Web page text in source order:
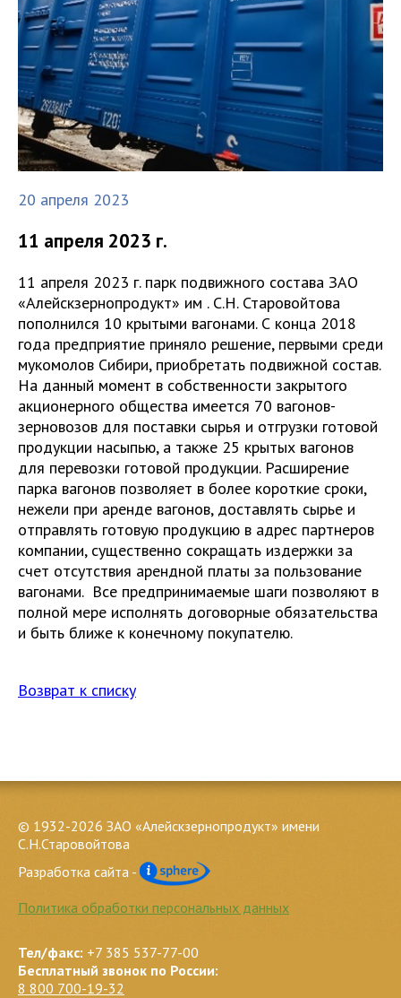
20 апреля 2023
11 апреля 2023 г.
11 апреля 2023 г. парк подвижного состава ЗАО
«Алейскзернопродукт» им . С.Н. Старовойтова
пополнился 10 крытыми вагонами. С конца 2018
года предприятие приняло решение, первыми среди
мукомолов Сибири, приобретать подвижной состав.
На данный момент в собственности закрытого
акционерного общества имеется 70 вагонов-
зерновозов для поставки сырья и отгрузки готовой
продукции насыпью, а также 25 крытых вагонов
для перевозки готовой продукции. Расширение
парка вагонов позволяет в более короткие сроки,
нежели при аренде вагонов, доставлять сырье и
отправлять готовую продукцию в адрес партнеров
компании, существенно сокращать издержки за
счет отсутствия арендной платы за пользование
вагонами. Все предпринимаемые шаги позволяют в
полной мере исполнять договорные обязательства
и быть ближе к конечному покупателю.
Возврат к списку
© 1932-2026 ЗАО «Алейскзернопродукт» имени
С.Н.Старовойтова
Разработка сайта -
Политика обработки персональных данных
Тел/факс: +7 385 537-77-00
Бесплатный звонок по России:
8 800 700-19-32